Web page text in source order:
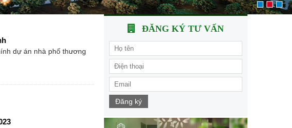
dự án nhà phố thương
ĐĂNG KÝ TƯ VẤN
Đăng ký